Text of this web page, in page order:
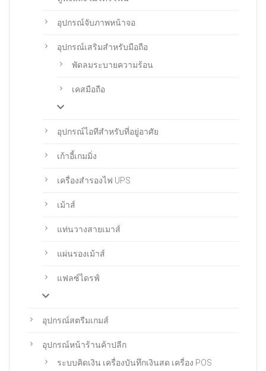
อุปกรณ์จับภาพหน้าจอ
อุปกรณ์เสริมสำหรับมือถือ
พัดลมระบายความร้อน
เคสมือถือ
อุปกรณ์ไอทีสำหรับที่อยู่อาศัย
เก้าอี้เกมมิ่ง
เครื่องสำรองไฟ UPS
เม้าส์
แท่นวางสายเมาส์
แผ่นรองเม้าส์
แฟลซ์ไดรฟ์
อุปกรณ์สตรีมเกมส์
อุปกรณ์หน้าร้านค้าปลีก
ระบบคิดเงิน เครื่องบันทึกเงินสด เครื่อง POS